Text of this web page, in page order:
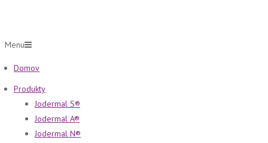
Menu
Domov
Produkty
Jodermal S®
Jodermal A®
Jodermal N®